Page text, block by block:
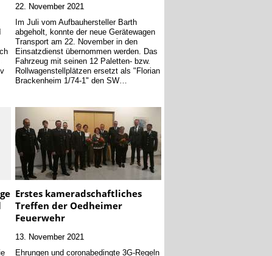
22. November 2021
Im Juli vom Aufbauhersteller Barth
abgeholt, konnte der neue Gerätewagen
Transport am 22. November in den
Einsatzdienst übernommen werden. Das
Fahrzeug mit seinen 12 Paletten- bzw.
Rollwagenstellplätzen ersetzt als "Florian
Brackenheim 1/74-1" den SW…
Erstes kameradschaftliches
Treffen der Oedheimer
Feuerwehr
13. November 2021
Ehrungen und coronabedingte 3G-Regeln